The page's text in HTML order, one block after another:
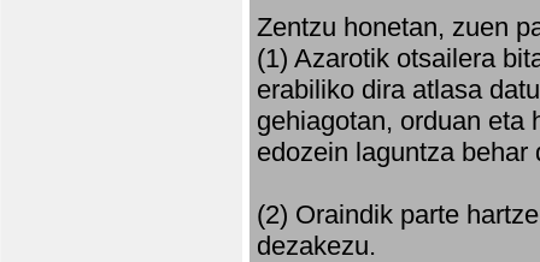
Zentzu honetan, zuen
(1) Azarotik otsailera
erabiliko dira atlasa
gehiagotan, orduan eta
edozein laguntza behar
(2) Oraindik parte
dezakezu.